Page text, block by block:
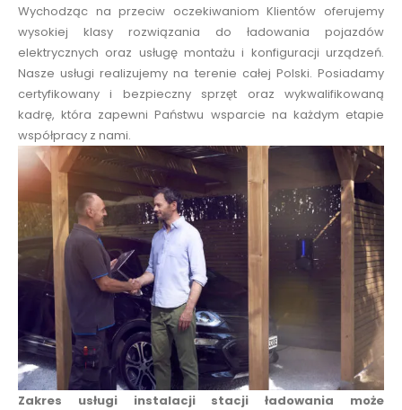
Wychodząc na przeciw oczekiwaniom Klientów oferujemy
wysokiej klasy rozwiązania do ładowania pojazdów
elektrycznych oraz usługę montażu i konfiguracji urządzeń.
Nasze usługi realizujemy na terenie całej Polski. Posiadamy
certyfikowany i bezpieczny sprzęt oraz wykwalifikowaną
kadrę, która zapewni Państwu wsparcie na każdym etapie
współpracy z nami.
Zakres usługi instalacji stacji ładowania może